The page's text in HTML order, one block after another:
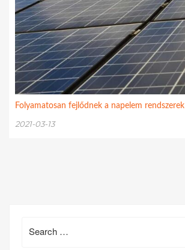
Folyamatosan fejlődnek a napelem rendszerek
2021-03-13
for: